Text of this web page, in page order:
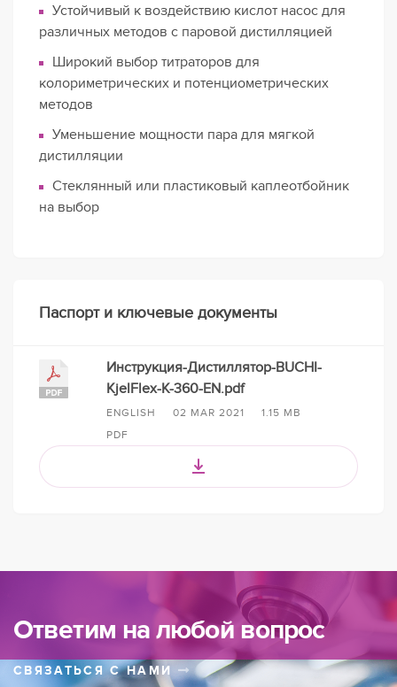
Устойчивый к воздействию кислот насос для
различных методов с паровой дистилляцией
Широкий выбор титраторов для
колориметрических и потенциометрических
методов
Уменьшение мощности пара для мягкой
дистилляции
Стеклянный или пластиковый каплеотбойник
на выбор
Паспорт и ключевые документы
Инструкция-Дистиллятор-BUCHI-
KjelFlex-K-360-EN.pdf
ENGLISH 02 MAR 2021
1.15 MB
PDF
Ответим на любой вопрос
СВЯЗАТЬСЯ С НАМИ